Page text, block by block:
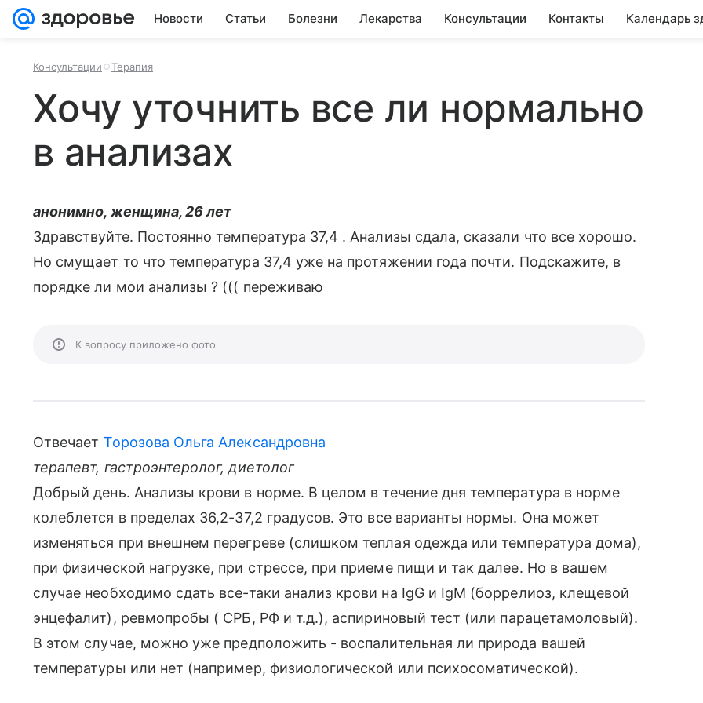
Новости Статьи Болезни Лекарства Консультации Контакты Календарь
Консультации Терапия
Хочу уточнить все ли нормально
в анализах
анонимно, женщина, 26 лет
Здравствуйте. Постоянно температура 37,4 . Анализы сдала, сказали что все хорошо.
Но смущает то что температура 37,4 уже на протяжении года почти. Подскажите, в
порядке ли мои анализы ? ((( переживаю
К вопросу приложено фото
Отвечает Торозова Ольга Александровна
терапевт, гастроэнтеролог, диетолог
Добрый день. Анализы крови в норме. В целом в течение дня температура в норме
колеблется в пределах 36,2-37,2 градусов. Это все варианты нормы. Она может
изменяться при внешнем перегреве (слишком теплая одежда или температура дома),
при физической нагрузке, при стрессе, при приеме пищи и так далее. Но в вашем
случае необходимо сдать все-таки анализ крови на IgG и IgM (боррелиоз, клещевой
энцефалит), ревмопробы ( СРБ, РФ и т.д.), аспириновый тест (или парацетамоловый).
В этом случае, можно уже предположить - воспалительная ли природа вашей
температуры или нет (например, физиологической или психосоматической).